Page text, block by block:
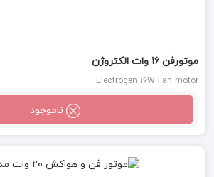
موتورفن 16 وات الکتروژن
Electrogen 16W Fan motor
ناموجود